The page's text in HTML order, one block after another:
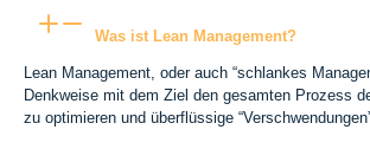
Was ist Lean Management?
Lean Management, oder auch “schlankes
Denkweise mit dem Ziel den gesamten Prozess
zu optimieren und überflüssige